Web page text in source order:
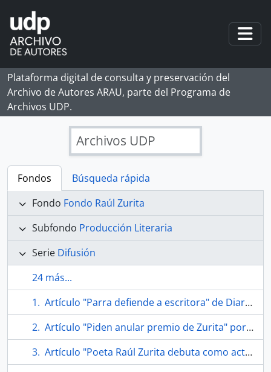
Skip to main content
Plataforma digital de consulta y preservación del
Archivo de Autores ARAU, parte del Programa de
Archivos UDP.
Archivos UDP
Fondos
Búsqueda rápida
Fondo Fondo Raúl Zurita
Subfondo Producción Literaria
Serie Difusión
24 más...
Artículo "Parra defiende a escritora" de Diario La Tercera
Artículo "Piden anular premio de Zurita" por Diario La Nación
Artículo "Poeta Raúl Zurita debuta como actor" de Diario El Mercurio